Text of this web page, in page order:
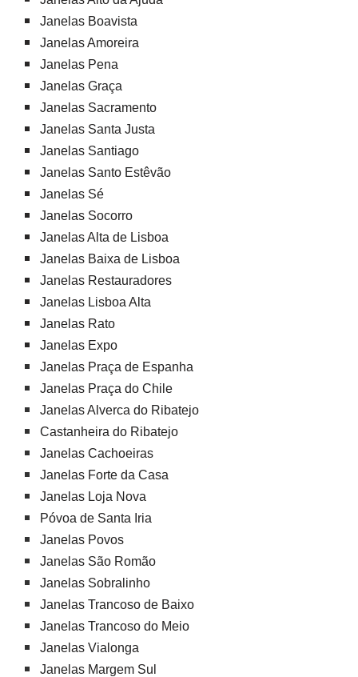
Janelas Boavista
Janelas Amoreira
Janelas Pena
Janelas Graça
Janelas Sacramento
Janelas Santa Justa
Janelas Santiago
Janelas Santo Estêvão
Janelas Sé
Janelas Socorro
Janelas Alta de Lisboa
Janelas Baixa de Lisboa
Janelas Restauradores
Janelas Lisboa Alta
Janelas Rato
Janelas Expo
Janelas Praça de Espanha
Janelas Praça do Chile
Janelas Alverca do Ribatejo
Castanheira do Ribatejo
Janelas Cachoeiras
Janelas Forte da Casa
Janelas Loja Nova
Póvoa de Santa Iria
Janelas Povos
Janelas São Romão
Janelas Sobralinho
Janelas Trancoso de Baixo
Janelas Trancoso do Meio
Janelas Vialonga
Janelas Margem Sul